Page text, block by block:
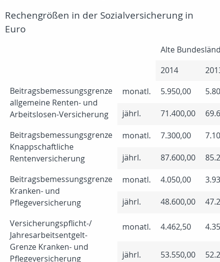
Rechengrößen in der Sozialversicherung in
Euro
Alte
2014
Beitragsbemessungsgrenze
allgemeine Renten- und
Arbeitslosen-Versicherung
monatl. 5.950,00
jährl. 71.400,00
Beitragsbemessungsgrenze
Knappschaftliche
Rentenversicherung
monatl. 7.300,00
jährl. 87.600,00
Beitragsbemessungsgrenze
Kranken- und
Pflegeversicherung
monatl. 4.050,00
jährl. 48.600,00
Versicherungspflicht-/
Jahresarbeitsentgelt-
Grenze Kranken- und
Pflegeversicherung
monatl. 4.462,50
jährl. 53.550,00